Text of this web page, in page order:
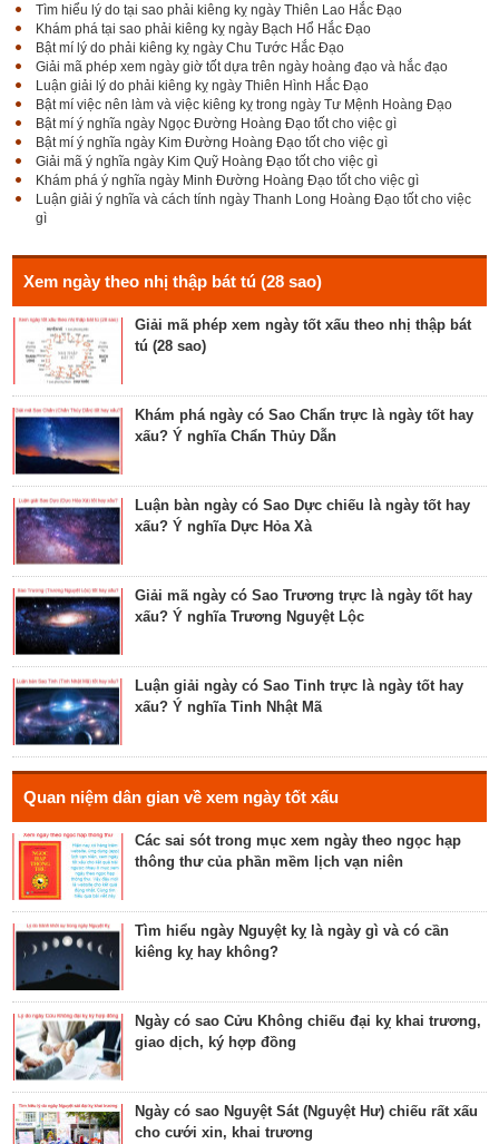
Tìm hiểu lý do tại sao phải kiêng kỵ ngày Thiên Lao Hắc Đạo
Khám phá tại sao phải kiêng kỵ ngày Bạch Hổ Hắc Đạo
Bật mí lý do phải kiêng kỵ ngày Chu Tước Hắc Đạo
Giải mã phép xem ngày giờ tốt dựa trên ngày hoàng đạo và hắc đạo
Luận giải lý do phải kiêng kỵ ngày Thiên Hình Hắc Đạo
Bật mí việc nên làm và việc kiêng kỵ trong ngày Tư Mệnh Hoàng Đạo
Bật mí ý nghĩa ngày Ngọc Đường Hoàng Đạo tốt cho việc gì
Bật mí ý nghĩa ngày Kim Đường Hoàng Đạo tốt cho việc gì
Giải mã ý nghĩa ngày Kim Quỹ Hoàng Đạo tốt cho việc gì
Khám phá ý nghĩa ngày Minh Đường Hoàng Đạo tốt cho việc gì
Luận giải ý nghĩa và cách tính ngày Thanh Long Hoàng Đạo tốt cho việc
gì
Xem ngày theo nhị thập bát tú (28 sao)
Bật mí Sao Đê tốt hay xấu – Tính chất và ý nghĩa
Đê Thổ Lạc
Giải mã Sao Cang tốt hay xấu – Tính chất và ý
nghĩa Cang Kim long
nghĩa Giác Mộc Giao
Giải mã phép xem ngày tốt xấu theo nhị thập bát
tú (28 sao)
Khám phá ngày có Sao Chẩn trực là ngày tốt hay
xấu? Ý nghĩa Chẩn Thủy Dẫn
Luận bàn ngày có Sao Dực chiếu là ngày tốt hay
xấu? Ý nghĩa Dực Hỏa Xà
Giải mã ngày có Sao Trương trực là ngày tốt hay
xấu? Ý nghĩa Trương Nguyệt Lộc
Luận giải ngày có Sao Tinh trực là ngày tốt hay
xấu? Ý nghĩa Tinh Nhật Mã
Hé lộ ngày có Sao Liễu trực là ngày tốt hay xấu? Ý
nghĩa Liễu Thổ Chương
Luận bàn ngày có Sao Quỷ chiếu là ngày tốt hay
Bật mí ngày có Sao Tỉnh chiếu là ngày tốt hay
Giải mã ngày có Sao Sâm chiếu là ngày tốt hay
Khám phá ngày có Sao Chủy là ngày tốt hay ngày
Quan niệm dân gian về xem ngày tốt xấu
hôn nhân, xuất hành, chữa bệnh
phúc, cầu tự, cầu thọ, cầu tài lộc
lễ cưới, khởi công, tu tạo nhà cửa
cho tế lễ, cầu phúc
cho xuất hành, giao dịch, cầu tài lộc
Các sai sót trong mục xem ngày theo ngọc hạp
thông thư của phần mềm lịch vạn niên
Tìm hiểu ngày Nguyệt kỵ là ngày gì và có cần
kiêng kỵ hay không?
Ngày có sao Cửu Không chiếu đại kỵ khai trương,
giao dịch, ký hợp đồng
Ngày có sao Nguyệt Sát (Nguyệt Hư) chiếu rất xấu
cho cưới xin, khai trương